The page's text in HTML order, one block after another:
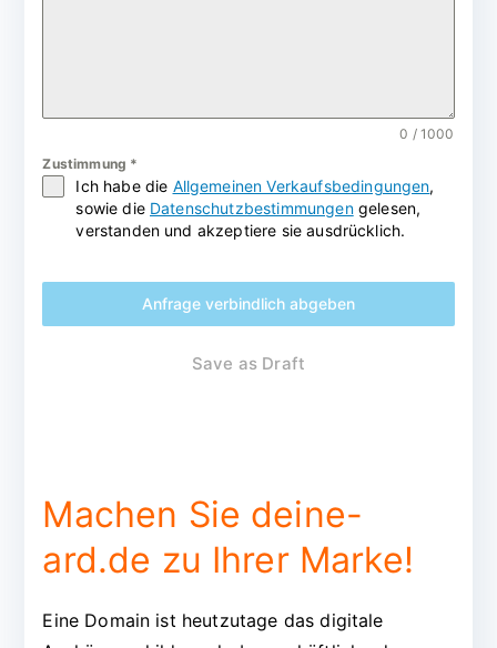
0 / 1000
Zustimmung *
Ich habe die Allgemeinen Verkaufsbedingungen,
sowie die Datenschutzbestimmungengelesen,
verstanden und akzeptiere sie ausdrücklich.
Anfrage verbindlich abgeben
Save as Draft
Machen Sie deine-
ard.de zu Ihrer Marke!
Eine Domain ist heutzutage das digitale